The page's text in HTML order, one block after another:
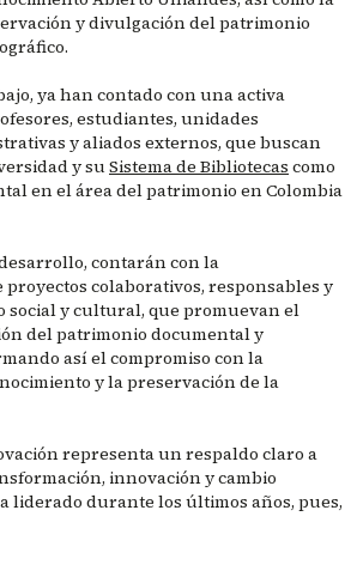
y divulgación del patrimonio
ya han contado con una activa
estudiantes, unidades
y aliados externos, que buscan
y suSistema de Bibliotecas como
en el área del patrimonio en Colombia
contarán con la
colaborativos, responsables y
social y cultural, que promuevan el
del patrimonio documental y
así el compromiso con la
y la preservación de la
representa un respaldo claro a
innovación y cambio
liderado durante los últimos años, pues,